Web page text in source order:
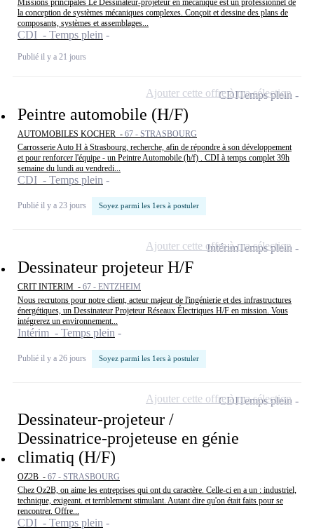
la conception de systèmes mécaniques complexes. Conçoit et dessine des plans de
composants, systèmes et assemblages...
CDI - Temps plein
Publié il y a 21 jours
Peintre automobile (H/F)
AUTOMOBILES KOCHER - 67 - STRASBOURG
Carrosserie Auto H à Strasbourg, recherche, afin de répondre à son développement
et pour renforcer l'équipe - un Peintre Automobile (h/f) . CDI à temps complet 39h
semaine du lundi au vendredi...
CDI - Temps plein
Publié il y a 23 jours Soyez parmi les 1ers à postuler
CDITemps plein
Ajouter cette offre à ma sélection
Dessinateur projeteur H/F
CRIT INTERIM - 67 - ENTZHEIM
Nous recrutons pour notre client, acteur majeur de l'ingénierie et des infrastructures
énergétiques, un Dessinateur Projeteur Réseaux Électriques H/F en mission. Vous
intégrerez un environnement...
Intérim - Temps plein
Publié il y a 26 jours Soyez parmi les 1ers à postuler
IntérimTemps plein
Ajouter cette offre à ma sélection
Dessinateur-projeteur /
Dessinatrice-projeteuse en génie
climatiq (H/F)
OZ2B - 67 - STRASBOURG
Chez Oz2B, on aime les entreprises qui ont du caractère. Celle-ci en a un : industriel,
technique, exigeant. et terriblement stimulant. Autant dire qu'on était faits pour se
rencontrer. Offre...
CDI - Temps plein
CDITemps plein
Ajouter cette offre à ma sélection